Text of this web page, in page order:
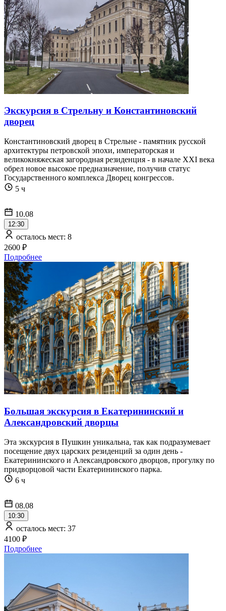
Экскурсия в Стрельну и Константиновский
дворец
Константиновский дворец в Стрельне - памятник русской
архитектуры петровской эпохи, императорская и
великокняжеская загородная резиденция - в начале XXI века
обрел новое высокое предназначение, получив статус
Государственного комплекса Дворец конгрессов.
5 ч
10.08
12:30
осталось мест: 8
2600 ₽
Подробнее
Большая экскурсия в Екатерининский и
Александровский дворцы
Эта экскурсия в Пушкин уникальна, так как подразумевает
посещение двух царских резиденций за один день -
Екатерининского и Александровского дворцов, прогулку по
придворцовой части Екатерининского парка.
6 ч
08.08
10:30
осталось мест: 37
4100 ₽
Подробнее